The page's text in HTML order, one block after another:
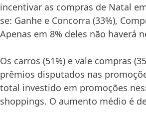
incentivar as compras de Natal
se: Ganhe e Concorra (33%),
Apenas em 8% deles não haverá
Os carros (51%) e vale compras
prêmios disputados nas
total investido em promoções
shoppings. O aumento médio é